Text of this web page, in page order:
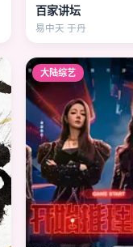
百家讲坛
易中天 于丹
大陆综艺